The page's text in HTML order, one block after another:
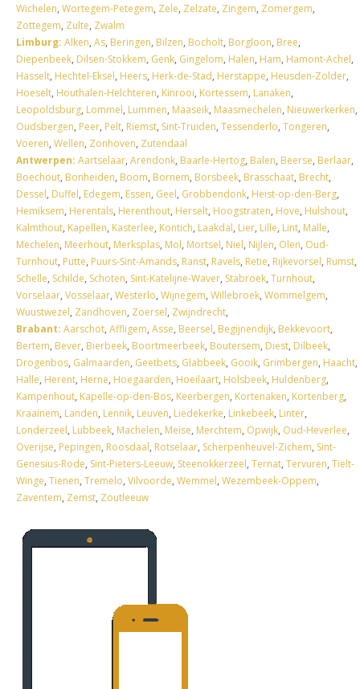
Wichelen, Wortegem-Petegem, Zele, Zelzate, Zingem, Zomergem,
Zottegem, Zulte, Zwalm
Limburg: Alken, As, Beringen, Bilzen, Bocholt, Borgloon, Bree,
Diepenbeek, Dilsen-Stokkem, Genk, Gingelom, Halen, Ham, Hamont-Achel,
Hasselt, Hechtel-Eksel, Heers, Herk-de-Stad, Herstappe, Heusden-Zolder,
Hoeselt, Houthalen-Helchteren, Kinrooi, Kortessem, Lanaken,
Leopoldsburg, Lommel, Lummen, Maaseik, Maasmechelen, Nieuwerkerken,
Oudsbergen, Peer, Pelt, Riemst, Sint-Truiden, Tessenderlo, Tongeren,
Voeren, Wellen, Zonhoven, Zutendaal
Antwerpen: Aartselaar, Arendonk, Baarle-Hertog, Balen, Beerse, Berlaar,
Boechout, Bonheiden, Boom, Bornem, Borsbeek, Brasschaat, Brecht,
Dessel, Duffel, Edegem, Essen, Geel, Grobbendonk, Heist-op-den-Berg,
Hemiksem, Herentals, Herenthout, Herselt, Hoogstraten, Hove, Hulshout,
Kalmthout, Kapellen, Kasterlee, Kontich, Laakdal, Lier, Lille, Lint, Malle,
Mechelen, Meerhout, Merksplas, Mol, Mortsel, Niel, Nijlen, Olen, Oud-
Turnhout, Putte, Puurs-Sint-Amands, Ranst, Ravels, Retie, Rijkevorsel, Rumst,
Schelle, Schilde, Schoten, Sint-Katelijne-Waver, Stabroek, Turnhout,
Vorselaar, Vosselaar, Westerlo, Wijnegem, Willebroek, Wommelgem,
Wuustwezel, Zandhoven, Zoersel, Zwijndrecht,
Brabant: Aarschot, Affligem, Asse, Beersel, Begijnendijk, Bekkevoort,
Bertem, Bever, Bierbeek, Boortmeerbeek, Boutersem, Diest, Dilbeek,
Drogenbos, Galmaarden, Geetbets, Glabbeek, Gooik, Grimbergen, Haacht,
Halle, Herent, Herne, Hoegaarden, Hoeilaart, Holsbeek, Huldenberg,
Kampenhout, Kapelle-op-den-Bos, Keerbergen, Kortenaken, Kortenberg,
Kraainem, Landen, Lennik, Leuven, Liedekerke, Linkebeek, Linter,
Londerzeel, Lubbeek, Machelen, Meise, Merchtem, Opwijk, Oud-Heverlee,
Overijse, Pepingen, Roosdaal, Rotselaar, Scherpenheuvel-Zichem, Sint-
Genesius-Rode, Sint-Pieters-Leeuw, Steenokkerzeel, Ternat, Tervuren, Tielt-
Winge, Tienen, Tremelo, Vilvoorde, Wemmel, Wezembeek-Oppem,
Zaventem, Zemst, Zoutleeuw